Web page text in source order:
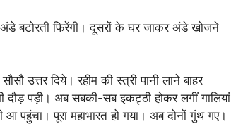
अंडे बटोरती फिरेंगी। दूसरों के घर जाकर अंडे खोजने
दिये। रहीम की स्त्री पानी लाने बाहर
पड़ी। अब सबकी-सब इकट्ठी होकर लगीं गालियां
पूरा महाभारत हो गया। अब दोनों गुंथ गए।